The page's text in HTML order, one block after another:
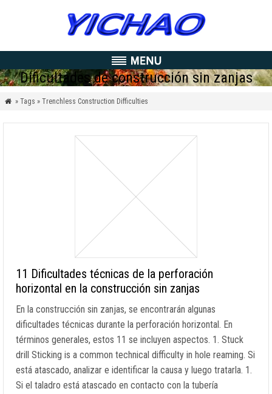
Dificultades de construcción sin zanjas
 » Tags » Trenchless Construction Difficulties
11 Dificultades técnicas de la perforación
horizontal en la construcción sin zanjas
En la construcción sin zanjas, se encontrarán algunas
dificultades técnicas durante la perforación horizontal. En
términos generales, estos 11 se incluyen aspectos. 1. Stuck
drill Sticking is a common technical difficulty in hole reaming. Si
está atascado, analizar e identificar la causa y luego tratarla. 1.
Si el taladro está atascado en contacto con la tubería